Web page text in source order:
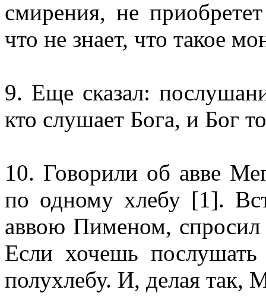
смирения, не
что не знает, что такое
9. Еще сказал:
кто слушает Бога, и Бог
10. Говорили об авве
по одному хлебу [1].
аввою Пименом,
Если хочешь
полухлебу. И, делая так,